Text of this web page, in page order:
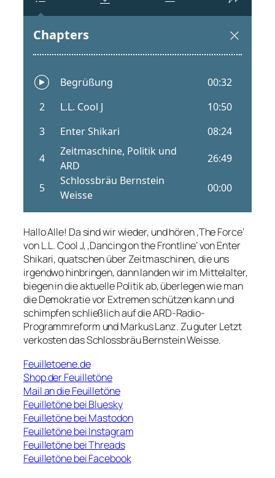
Hallo Alle! Da sind wir wieder, und hören ‚The Force‘
von L.L. Cool J, ‚Dancing on the Frontline‘ von Enter
Shikari, quatschen über Zeitmaschinen, die uns
irgendwo hinbringen, dann landen wir im Mittelalter,
biegen in die aktuelle Politik ab, überlegen wie man
die Demokratie vor Extremen schützen kann und
schimpfen schließlich auf die ARD-Radio-
Programmreform und Markus Lanz. Zu guter Letzt
verkosten das Schlossbräu Bernstein Weisse.
Feuilletoene.de
Shop der Feuilletöne
Mail an die Feuilletöne
Feuilletöne bei Bluesky
Feuilletöne bei Mastodon
Feuilletöne bei Instagram
Feuilletöne bei Threads
Feuilletöne bei Facebook